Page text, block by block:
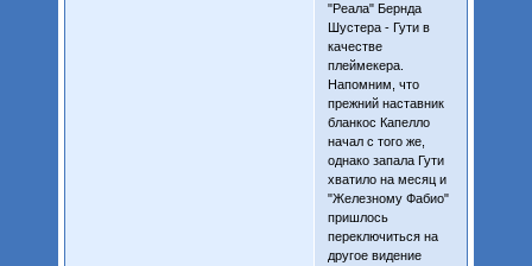
"Реала" Бернда
Шустера - Гути в
качестве
плеймекера.
Напомним, что
прежний наставник
бланкос Капелло
начал с того же,
однако запала Гути
хватило на месяц и
"Железному Фабио"
пришлось
переключиться на
другое видение